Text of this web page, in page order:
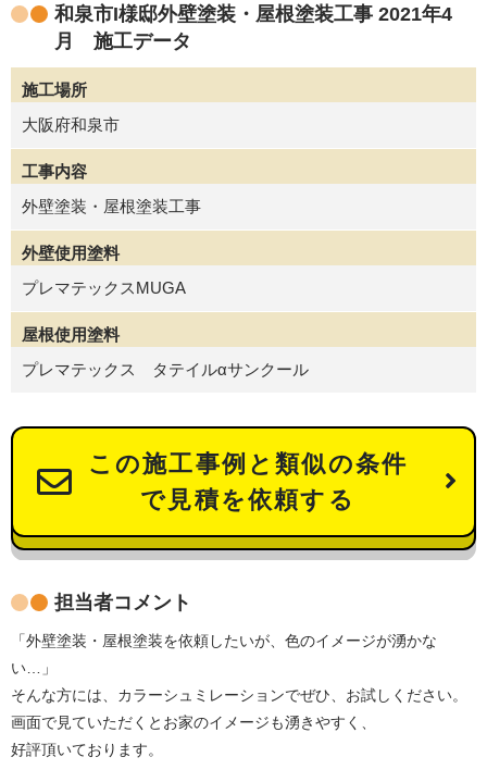
和泉市I様邸外壁塗装・屋根塗装工事 2021年4
月 施工データ
施工場所
大阪府和泉市
工事内容
外壁塗装・屋根塗装工事
外壁使用塗料
プレマテックスMUGA
屋根使用塗料
プレマテックス タテイルαサンクール
この施工事例と類似の条件
で見積を依頼する
担当者コメント
「外壁塗装・屋根塗装を依頼したいが、色のイメージが湧かな
い…」
そんな方には、カラーシュミレーションでぜひ、お試しください。
画面で見ていただくとお家のイメージも湧きやすく、
好評頂いております。